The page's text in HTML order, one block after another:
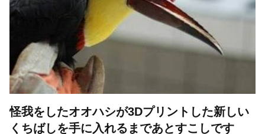
怪我をしたオオハシが3Dプリントした新しい
くちばしを手に入れるまであとすこしです